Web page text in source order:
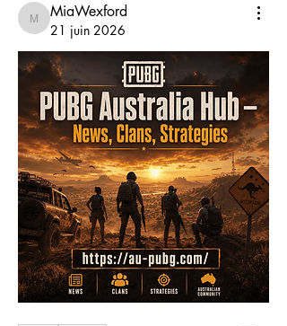
MiaWexford
MiaWexford
21 juin 2026